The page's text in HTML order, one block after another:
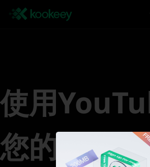
使用
您的運營